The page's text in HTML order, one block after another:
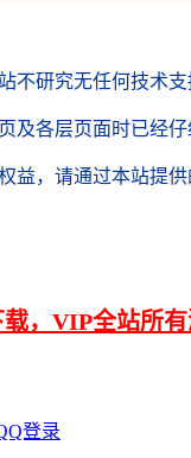
不研究无任何技术支
及各层页面时已经
益，请通过本站提
，VIP全站所